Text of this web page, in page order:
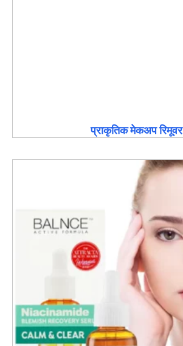
प्राकृतिक मेकअप रिमूवर